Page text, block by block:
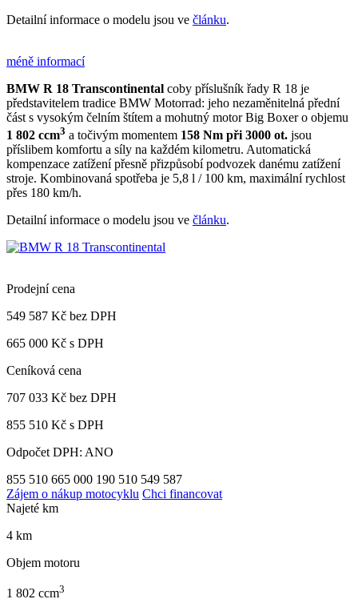
Detailní informace o modelu jsou ve článku.
méně informací
BMW R 18 Transcontinental coby příslušník řady R 18 je
představitelem tradice BMW Motorrad: jeho nezaměnitelná přední
část s vysokým čelním štítem a mohutný motor Big Boxer o objemu
1 802 ccm3 a točivým momentem 158 Nm při 3000 ot. jsou
příslibem komfortu a síly na každém kilometru. Automatická
kompenzace zatížení přesně přizpůsobí podvozek danému zatížení
stroje. Kombinovaná spotřeba je 5,8 l / 100 km, maximální rychlost
přes 180 km/h.
Detailní informace o modelu jsou ve článku.
Prodejní cena
549 587 Kč bez DPH
665 000 Kč s DPH
Ceníková cena
707 033 Kč bez DPH
855 510 Kč s DPH
Odpočet DPH: ANO
855 510 665 000 190 510 549 587
Zájem o nákup motocyklu Chci financovat
Najeté km
4 km
Objem motoru
1 802 ccm3